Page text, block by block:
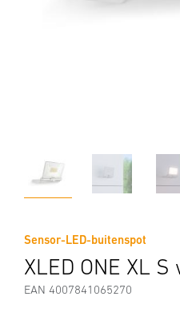
Sensor-LED-buitenspot
XLED ONE XL S
EAN 4007841065270